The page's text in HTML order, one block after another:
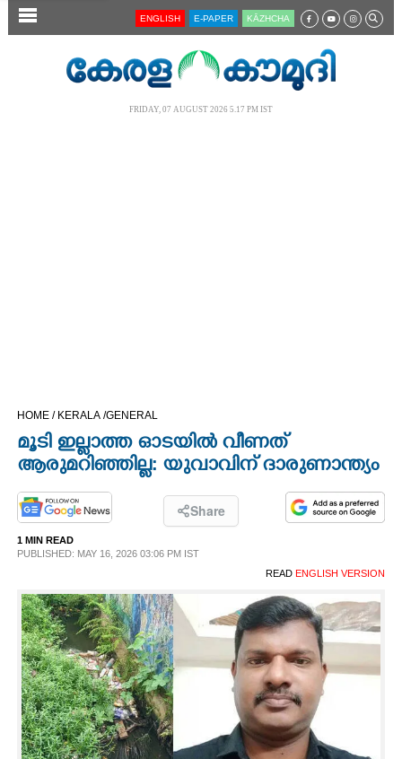
SECTIONS
CINEMA
OPINION
PHOTOS
SPIRITUAL
INFO+
ART
ENGLISH E-PAPER KĀZHCHA
FRIDAY, 07 AUGUST 2026 5.17 PM IST
HOME / KERALA /GENERAL
മൂടി ഇല്ലാത്ത ഓടയിൽ വീണത്
ആരുമറിഞ്ഞില്ല: യുവാവിന് ദാരുണാന്ത്യം
Share
1 MIN READ
PUBLISHED: MAY 16, 2026 03:06 PM IST
READ ENGLISH VERSION